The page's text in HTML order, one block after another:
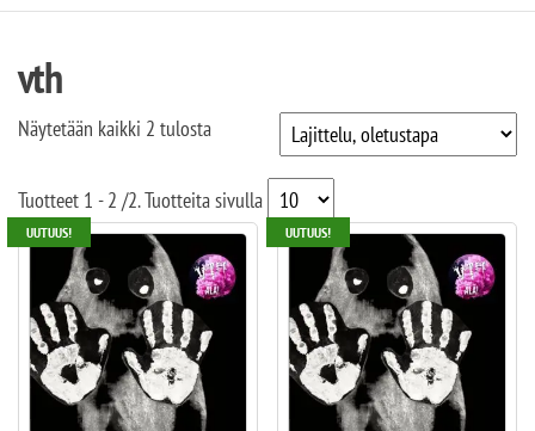
vth
Näytetään kaikki 2 tulosta
Tuotteet 1 - 2 /2. Tuotteita sivulla
UUTUUS! UUTUUS!